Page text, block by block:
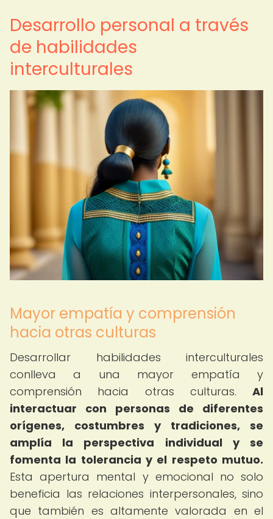
Desarrollo personal a través
de habilidades
interculturales
Mayor empatía y comprensión
hacia otras culturas
Desarrollar habilidades interculturales
conlleva a una mayor empatía y
comprensión hacia otras culturas. Al
interactuar con personas de diferentes
orígenes, costumbres y tradiciones, se
amplía la perspectiva individual y se
fomenta la tolerancia y el respeto mutuo.
Esta apertura mental y emocional no solo
beneficia las relaciones interpersonales, sino
que también es altamente valorada en el